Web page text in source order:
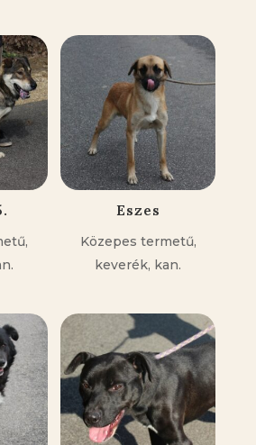
Eszes
Közepes termetű,
keverék, kan.